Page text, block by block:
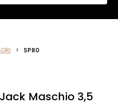
> SP80
Maschio 3,5